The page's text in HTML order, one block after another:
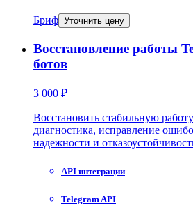
Бриф Уточнить цену
Восстановление работы
ботов
3 000 ₽
Восстановить стабильную
диагностика, исправление
надежности и
API интеграции
Telegram API